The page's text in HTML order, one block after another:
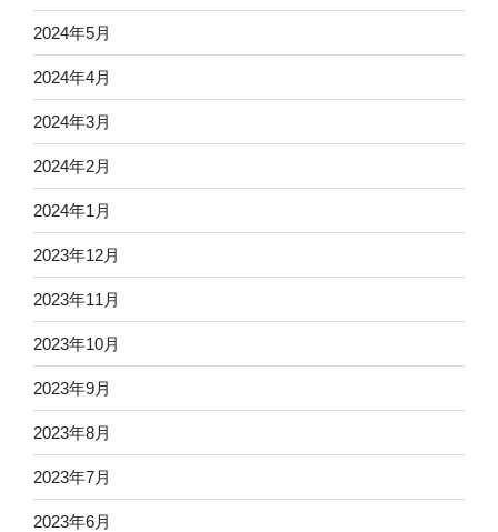
2024年5月
2024年4月
2024年3月
2024年2月
2024年1月
2023年12月
2023年11月
2023年10月
2023年9月
2023年8月
2023年7月
2023年6月